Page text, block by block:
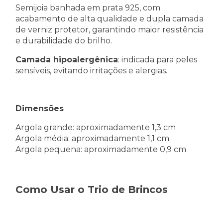
Semijoia banhada em prata 925, com
acabamento de alta qualidade e dupla camada
de verniz protetor, garantindo maior resistência
e durabilidade do brilho.
Camada hipoalergênica: indicada para peles
sensíveis, evitando irritações e alergias.
Dimensões
Argola grande: aproximadamente 1,3 cm
Argola média: aproximadamente 1,1 cm
Argola pequena: aproximadamente 0,9 cm
Como Usar o Trio de Brincos